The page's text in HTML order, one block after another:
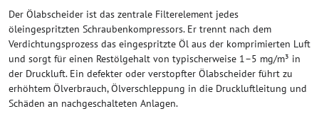
Der Ölabscheider ist das zentrale Filterelement jedes
öleingespritzten Schraubenkompressors. Er trennt nach dem
Verdichtungsprozess das eingespritzte Öl aus der komprimierten Luft
und sorgt für einen Restölgehalt von typischerweise 1–5 mg/m³ in
der Druckluft. Ein defekter oder verstopfter Ölabscheider führt zu
erhöhtem Ölverbrauch, Ölverschleppung in die Druckluftleitung und
Schäden an nachgeschalteten Anlagen.